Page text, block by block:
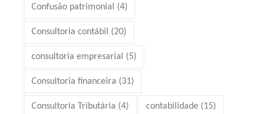
Confusão patrimonial (4)
Consultoria contábil (20)
consultoria empresarial (5)
Consultoria financeira (31)
Consultoria Tributária (4) contabilidade (15)